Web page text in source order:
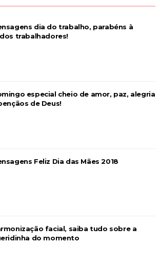
dia do trabalho, parabéns à
trabalhadores!
especial cheio de amor, paz, alegria
de Deus!
Feliz Dia das Mães 2018
facial, saiba tudo sobre a
do momento